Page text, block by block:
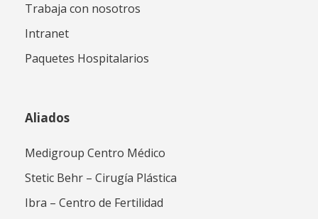
Trabaja con nosotros
Intranet
Paquetes Hospitalarios
Aliados
Medigroup Centro Médico
Stetic Behr – Cirugía Plástica
Ibra – Centro de Fertilidad